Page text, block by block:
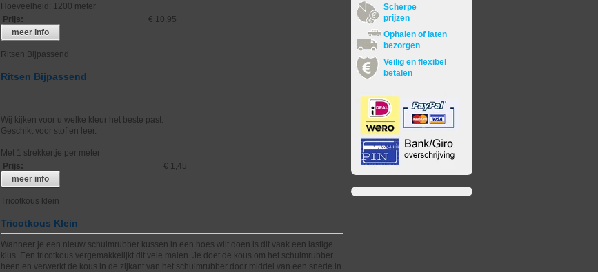
Hoeveelheid: 1200 meter
Prijs:
€ 10,95
meer info
Ritsen Bijpassend
Ritsen Bijpassend
Wij kijken voor u welke kleur het beste past.
Geschikt voor stof en leer.
Met 1 strekkertje per meter
Prijs:
€ 1,45
meer info
Tricotkous klein
Tricotkous Klein
Wanneer je een nieuw schuimrubber kussen in een hoes wilt doen is dit vaak een lastige
klus. Een tricotkous vergemakkelijkt dit vele malen. Je doet de kous om het schuimrubber
heen en verwerkt de kous in de zijkant van het schuimrubber door middel van een snede in
Scherpe
prijzen
Ophalen of laten
bezorgen
Veilig en flexibel
betalen